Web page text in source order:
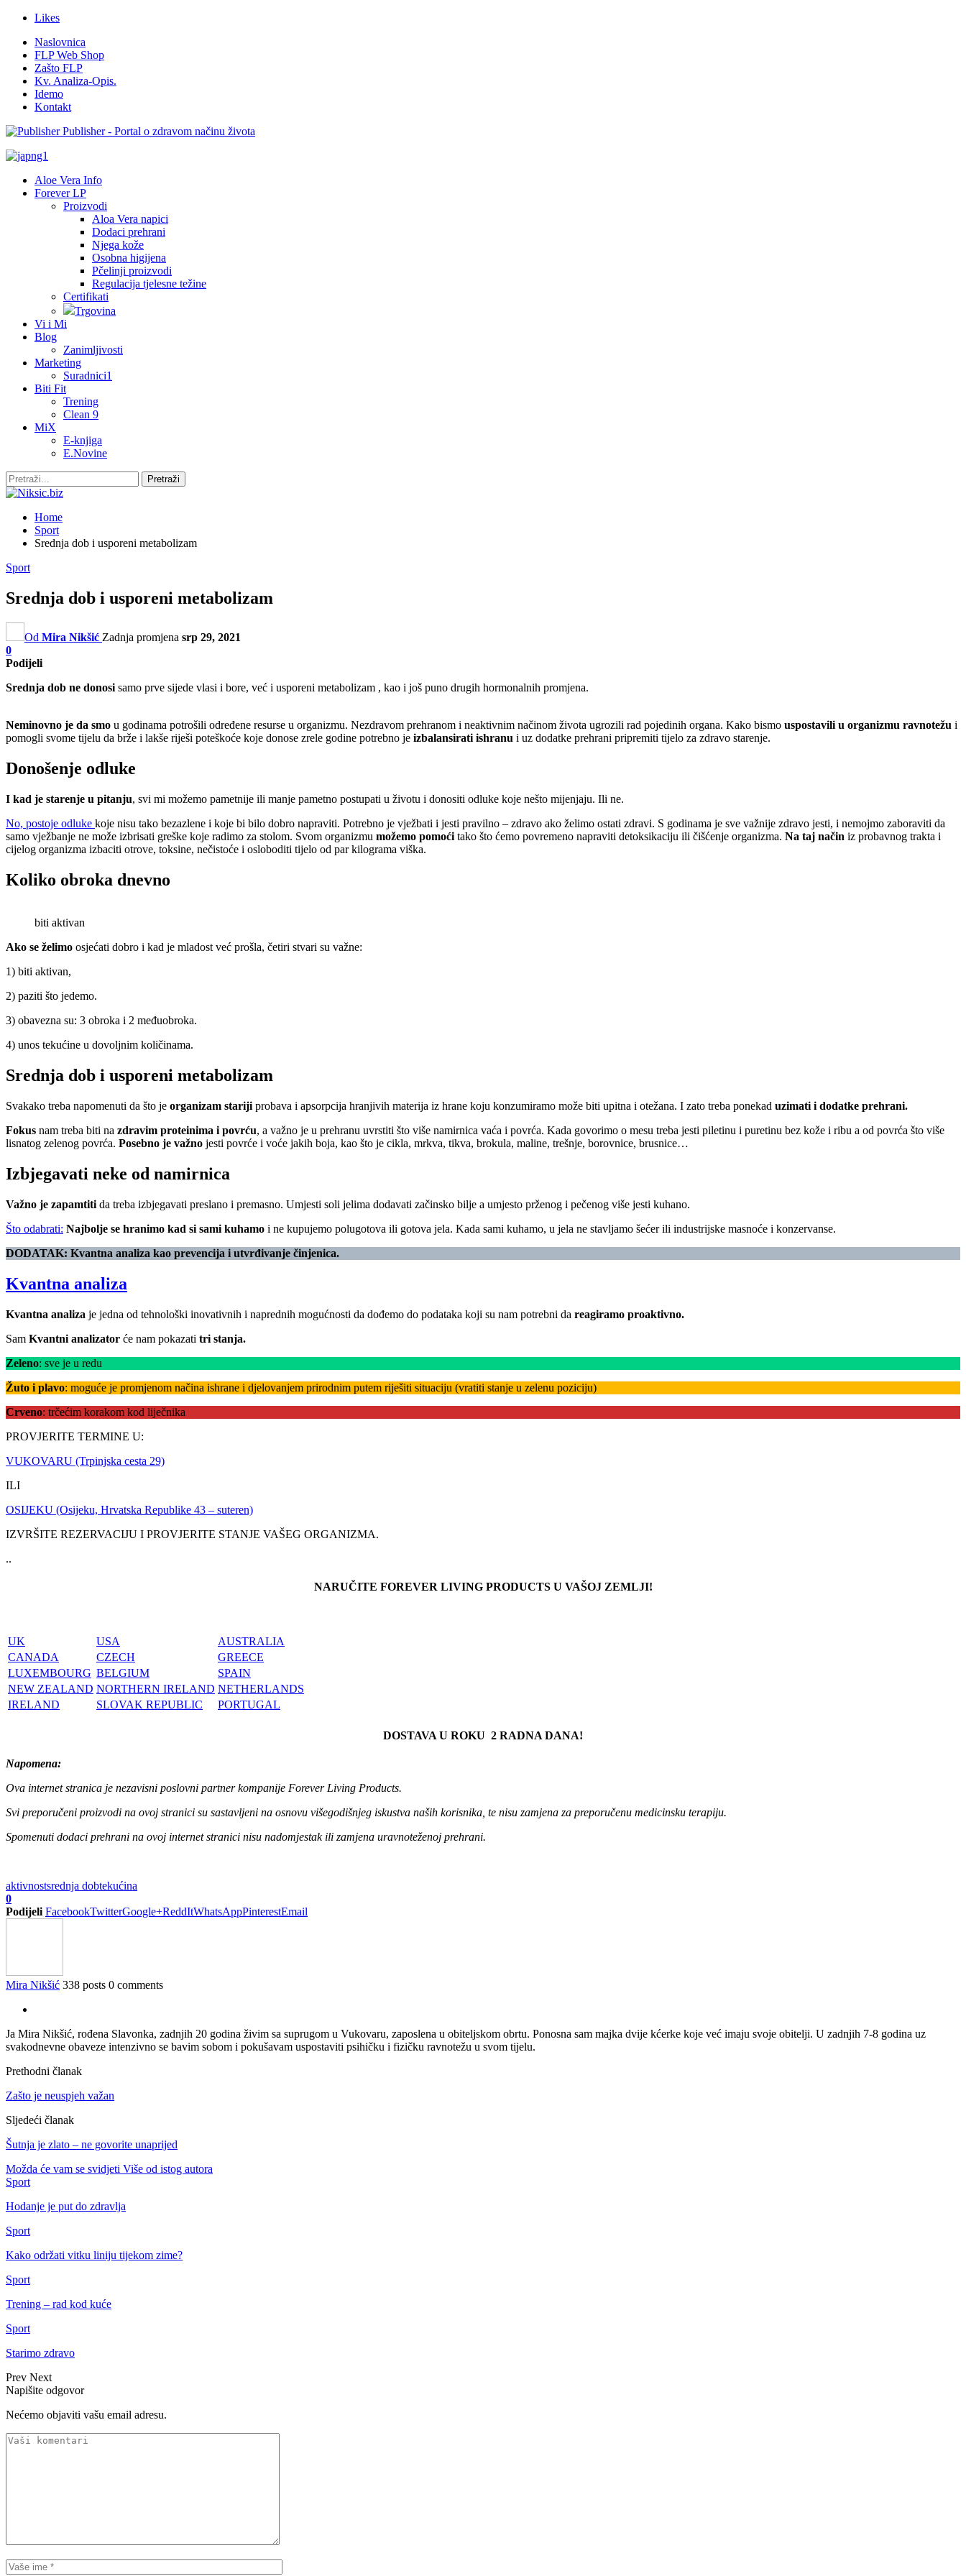
Likes
Naslovnica
FLP Web Shop
Zašto FLP
Kv. Analiza-Opis.
Idemo
Kontakt
Publisher - Portal o zdravom načinu života
Aloe Vera Info
Forever LP
Proizvodi
Aloa Vera napici
Dodaci prehrani
Njega kože
Osobna higijena
Pčelinji proizvodi
Regulacija tjelesne težine
Certifikati
Trgovina
Vi i Mi
Blog
Zanimljivosti
Marketing
Suradnici1
Biti Fit
Trening
Clean 9
MiX
E-knjiga
E.Novine
Home
Sport
Srednja dob i usporeni metabolizam
Sport
Srednja dob i usporeni metabolizam
Od Mira Nikšić Zadnja promjena srp 29, 2021
0
Podijeli
Srednja dob ne donosi samo prve sijede vlasi i bore, već i usporeni metabolizam , kao i još puno drugih hormonalnih promjena.
Neminovno je da smo u godinama potrošili određene resurse u organizmu. Nezdravom prehranom i neaktivnim načinom života ugrozili rad pojedinih organa. Kako bismo uspostavili u organizmu ravnotežu i
pomogli svome tijelu da brže i lakše riješi poteškoće koje donose zrele godine potrebno je izbalansirati ishranu i uz dodatke prehrani pripremiti tijelo za zdravo starenje.
Donošenje odluke
I kad je starenje u pitanju, svi mi možemo pametnije ili manje pametno postupati u životu i donositi odluke koje nešto mijenjaju. Ili ne.
No, postoje odluke koje nisu tako bezazlene i koje bi bilo dobro napraviti. Potrebno je vježbati i jesti pravilno – zdravo ako želimo ostati zdravi. S godinama je sve važnije zdravo jesti, i nemojmo zaboraviti da
samo vježbanje ne može izbrisati greške koje radimo za stolom. Svom organizmu možemo pomoći tako što ćemo povremeno napraviti detoksikaciju ili čišćenje organizma. Na taj način iz probavnog trakta i
cijelog organizma izbaciti otrove, toksine, nečistoće i osloboditi tijelo od par kilograma viška.
Koliko obroka dnevno
biti aktivan
Ako se želimo osjećati dobro i kad je mladost već prošla, četiri stvari su važne:
1) biti aktivan,
2) paziti što jedemo.
3) obavezna su: 3 obroka i 2 međuobroka.
4) unos tekućine u dovoljnim količinama.
Srednja dob i usporeni metabolizam
Svakako treba napomenuti da što je organizam stariji probava i apsorpcija hranjivih materija iz hrane koju konzumiramo može biti upitna i otežana. I zato treba ponekad uzimati i dodatke prehrani.
Fokus nam treba biti na zdravim proteinima i povrću, a važno je u prehranu uvrstiti što više namirnica vaća i povrća. Kada govorimo o mesu treba jesti piletinu i puretinu bez kože i ribu a od povrća što više
lisnatog zelenog povrća. Posebno je važno jesti povrće i voće jakih boja, kao što je cikla, mrkva, tikva, brokula, maline, trešnje, borovnice, brusnice…
Izbjegavati neke od namirnica
Važno je zapamtiti da treba izbjegavati preslano i premasno. Umjesti soli jelima dodavati začinsko bilje a umjesto prženog i pečenog više jesti kuhano.
Što odabrati: Najbolje se hranimo kad si sami kuhamo i ne kupujemo polugotova ili gotova jela. Kada sami kuhamo, u jela ne stavljamo šećer ili industrijske masnoće i konzervanse.
DODATAK: Kvantna analiza kao prevencija i utvrđivanje činjenica.
Kvantna analiza
Kvantna analiza je jedna od tehnološki inovativnih i naprednih mogućnosti da dođemo do podataka koji su nam potrebni da reagiramo proaktivno.
Sam Kvantni analizator će nam pokazati tri stanja.
Zeleno: sve je u redu
Žuto i plavo: moguće je promjenom načina ishrane i djelovanjem prirodnim putem riješiti situaciju (vratiti stanje u zelenu poziciju)
Crveno: trčećim korakom kod liječnika
PROVJERITE TERMINE U:
VUKOVARU (Trpinjska cesta 29)
ILI
OSIJEKU (Osijeku, Hrvatska Republike 43 – suteren)
IZVRŠITE REZERVACIJU I PROVJERITE STANJE VAŠEG ORGANIZMA.
..
NARUČITE FOREVER LIVING PRODUCTS U VAŠOJ ZEMLJI!
UK USA
AUSTRALIA
CANADA
CZECH
GREECE
LUXEMBOURG BELGIUM
SPAIN
NEW ZEALAND NORTHERN IRELAND NETHERLANDS
IRELAND
SLOVAK REPUBLIC PORTUGAL
DOSTAVA U ROKU 2 RADNA DANA!
Napomena:
Ova internet stranica je nezavisni poslovni partner kompanije Forever Living Products.
Svi preporučeni proizvodi na ovoj stranici su sastavljeni na osnovu višegodišnjeg iskustva naših korisnika, te nisu zamjena za preporučenu medicinsku terapiju.
Spomenuti dodaci prehrani na ovoj internet stranici nisu nadomjestak ili zamjena uravnoteženoj prehrani.
aktivnostsrednja dobtekućina
0
Podijeli FacebookTwitterGoogle+ReddItWhatsAppPinterestEmail
Mira Nikšić 338 posts 0 comments
Ja Mira Nikšić, rođena Slavonka, zadnjih 20 godina živim sa suprugom u Vukovaru, zaposlena u obiteljskom obrtu. Ponosna sam majka dvije kćerke koje već imaju svoje obitelji. U zadnjih 7-8 godina uz
svakodnevne obaveze intenzivno se bavim sobom i pokušavam uspostaviti psihičku i fizičku ravnotežu u svom tijelu.
Prethodni članak
Zašto je neuspjeh važan
Sljedeći članak
Šutnja je zlato – ne govorite unaprijed
Možda će vam se svidjeti Više od istog autora
Sport
Hodanje je put do zdravlja
Sport
Kako održati vitku liniju tijekom zime?
Sport
Trening – rad kod kuće
Sport
Starimo zdravo
Prev Next
Napišite odgovor
Nećemo objaviti vašu email adresu.